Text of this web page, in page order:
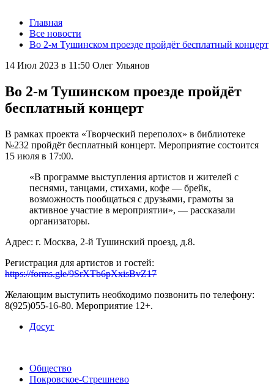
Главная
Все новости
Во 2-м Тушинском проезде пройдёт бесплатный концерт
14 Июл 2023 в 11:50 Олег Ульянов
Во 2-м Тушинском проезде пройдёт
бесплатный концерт
В рамках проекта «Творческий переполох» в библиотеке
№232 пройдёт бесплатный концерт. Мероприятие состоится
15 июля в 17:00.
«В программе выступления артистов и жителей с
песнями, танцами, стихами, кофе — брейк,
возможность пообщаться с друзьями, грамоты за
активное участие в мероприятии», — рассказали
организаторы.
Адрес: г. Москва, 2-й Тушинский проезд, д.8.
Регистрация для артистов и гостей:
https://forms.gle/9SrXTb6pXxisBvZ17
Желающим выступить необходимо позвонить по телефону:
8(925)055-16-80. Мероприятие 12+.
Досуг
Общество
Покровское-Стрешнево